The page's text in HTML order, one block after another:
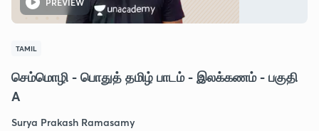
TAMIL
செம்மொழி - பொதுத் தமிழ் பாடம் - இலக்கணம் - பகுதி
A
Surya Prakash Ramasamy